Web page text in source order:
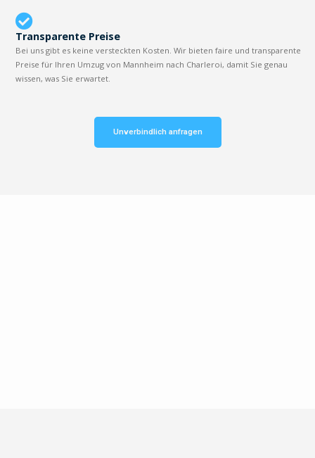
Transparente Preise
Bei uns gibt es keine versteckten Kosten. Wir bieten faire und transparente
Preise für Ihren Umzug von Mannheim nach Charleroi, damit Sie genau
wissen, was Sie erwartet.
Unverbindlich anfragen